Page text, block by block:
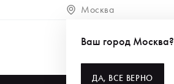
Москва
Ваш город Москва?
ДА, ВСЕ ВЕРНО